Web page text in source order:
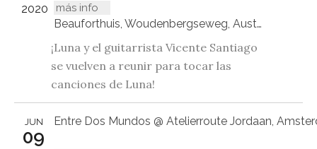
más info
2020
Beauforthuis, Woudenbergseweg, Austerlitz
¡Luna y el guitarrista Vicente Santiago
se vuelven a reunir para tocar las
canciones de Luna!
Entre Dos Mundos @ Atelierroute Jordaan,
JUN
09